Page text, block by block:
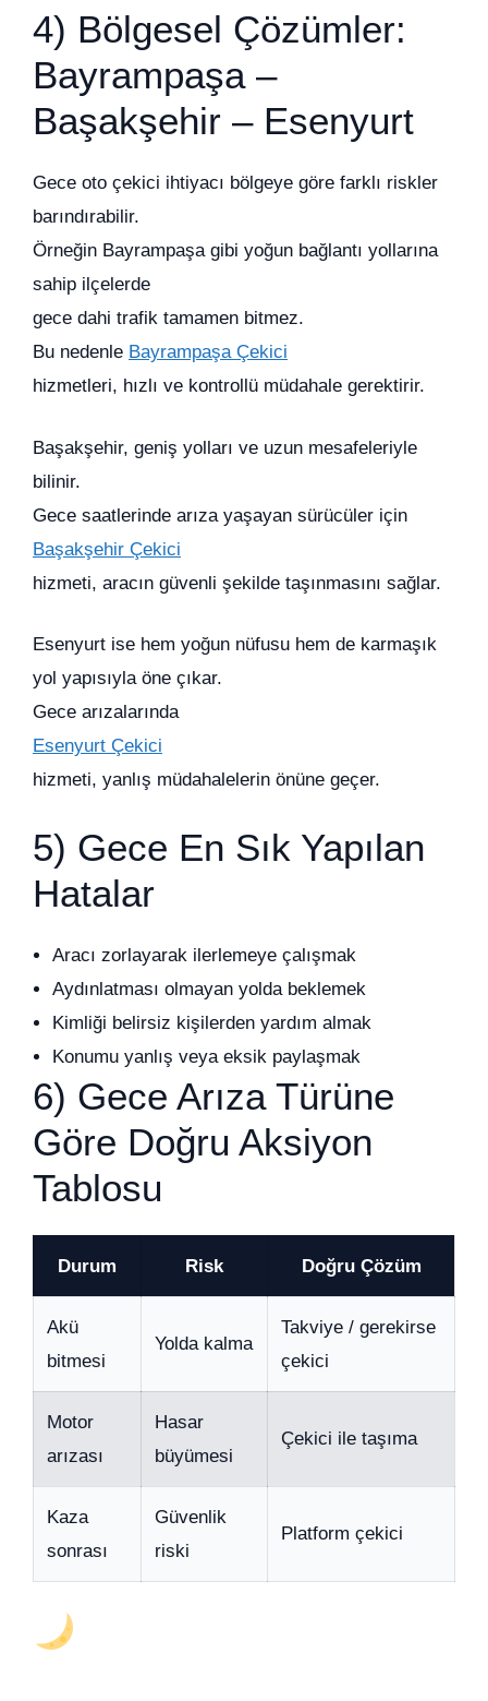
4) Bölgesel Çözümler:
Bayrampaşa –
Başakşehir – Esenyurt
Gece oto çekici ihtiyacı bölgeye göre farklı riskler
barındırabilir.
Örneğin Bayrampaşa gibi yoğun bağlantı yollarına
sahip ilçelerde
gece dahi trafik tamamen bitmez.
Bu nedenle Bayrampaşa Çekici
hizmetleri, hızlı ve kontrollü müdahale gerektirir.
Başakşehir, geniş yolları ve uzun mesafeleriyle
bilinir.
Gece saatlerinde arıza yaşayan sürücüler için
Başakşehir Çekici
hizmeti, aracın güvenli şekilde taşınmasını sağlar.
Esenyurt ise hem yoğun nüfusu hem de karmaşık
yol yapısıyla öne çıkar.
Gece arızalarında
Esenyurt Çekici
hizmeti, yanlış müdahalelerin önüne geçer.
5) Gece En Sık Yapılan
Hatalar
Aracı zorlayarak ilerlemeye çalışmak
Aydınlatması olmayan yolda beklemek
Kimliği belirsiz kişilerden yardım almak
Konumu yanlış veya eksik paylaşmak
6) Gece Arıza Türüne
Göre Doğru Aksiyon
Tablosu
Durum Risk Doğru Çözüm
Akü
bitmesi
Yolda kalma
Takviye / gerekirse
çekici
Motor
arızası
Hasar
büyümesi
Çekici ile taşıma
Kaza
sonrası
Güvenlik
riski
Platform çekici